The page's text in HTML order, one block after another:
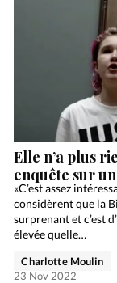
Elle n’a plus
enquête sur
«C’est assez
considèrent que la
surprenant et c’est
élevée quelle…
Charlotte Moulin
23 Nov 2022